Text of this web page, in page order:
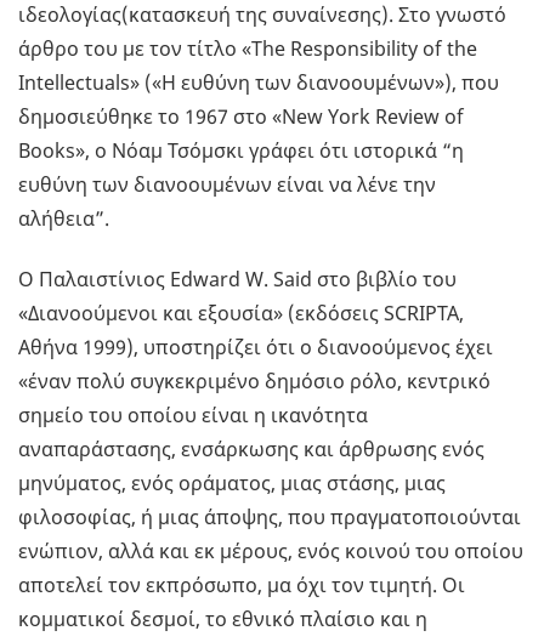
ιδεολογίας(κατασκευή της συναίνεσης). Στο γνωστό
άρθρο του με τον τίτλο «The Responsibility of the
Intellectuals» («Η ευθύνη των διανοουμένων»), που
δημοσιεύθηκε το 1967 στο «New York Review of
Books», ο Νόαμ Τσόμσκι γράφει ότι ιστορικά “η
ευθύνη των διανοουμένων είναι να λένε την
αλήθεια”.
Ο Παλαιστίνιος Edward W. Said στο βιβλίο του
«Διανοούμενοι και εξουσία» (εκδόσεις SCRIPTA,
Αθήνα 1999), υποστηρίζει ότι ο διανοούμενος έχει
«έναν πολύ συγκεκριμένο δημόσιο ρόλο, κεντρικό
σημείο του οποίου είναι η ικανότητα
αναπαράστασης, ενσάρκωσης και άρθρωσης ενός
μηνύματος, ενός οράματος, μιας στάσης, μιας
φιλοσοφίας, ή μιας άποψης, που πραγματοποιούνται
ενώπιον, αλλά και εκ μέρους, ενός κοινού του οποίου
αποτελεί τον εκπρόσωπο, μα όχι τον τιμητή. Οι
κομματικοί δεσμοί, το εθνικό πλαίσιο και η